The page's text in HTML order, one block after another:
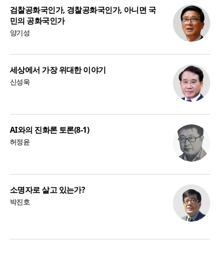
검찰공화국인가, 경찰공화국인가, 아니면 국
민의 공화국인가
양기성
세상에서 가장 위대한 이야기
신성욱
AI와의 진화론 토론(8-1)
허정윤
소명자로 살고 있는가?
박진호